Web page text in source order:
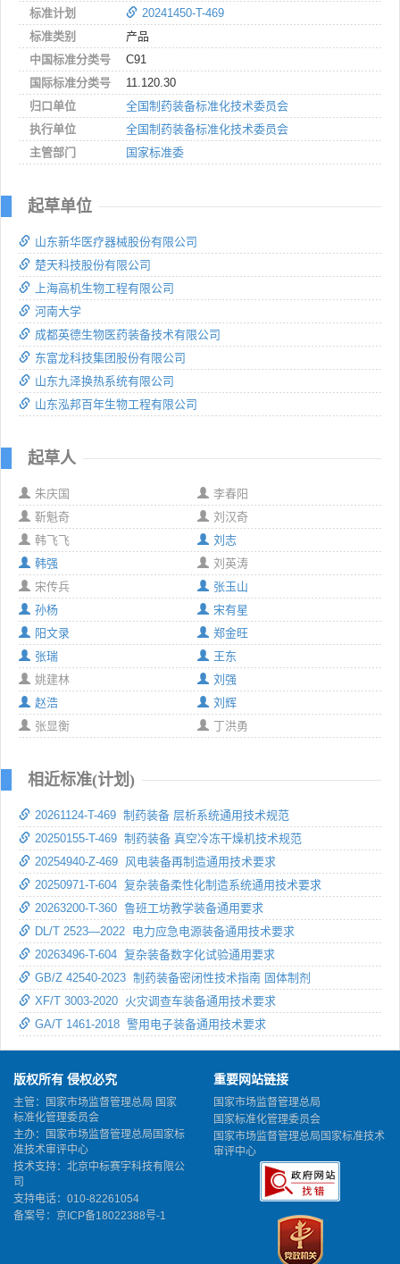
标准计划
20241450-T-469
标准类别
产品
中国标准分类号
C91
国际标准分类号
11.120.30
归口单位
全国制药装备标准化技术委员会
执行单位
全国制药装备标准化技术委员会
主管部门
国家标准委
起草单位
山东新华医疗器械股份有限公司
楚天科技股份有限公司
上海高机生物工程有限公司
河南大学
成都英德生物医药装备技术有限公司
东富龙科技集团股份有限公司
山东九泽换热系统有限公司
山东泓邦百年生物工程有限公司
起草人
朱庆国
李春阳
靳魁奇
刘汉奇
韩飞飞
刘志
韩强
刘英涛
宋传兵
张玉山
孙杨
宋有星
阳文录
郑金旺
张瑞
王东
姚建林
刘强
赵浩
刘辉
张显衡
丁洪勇
相近标准(计划)
20261124-T-469 制药装备 层析系统通用技术规范
20250155-T-469 制药装备 真空冷冻干燥机技术规范
20254940-Z-469 风电装备再制造通用技术要求
20250971-T-604 复杂装备柔性化制造系统通用技术要求
20263200-T-360 鲁班工坊教学装备通用要求
DL/T 2523—2022 电力应急电源装备通用技术要求
20263496-T-604 复杂装备数字化试验通用要求
GB/Z 42540-2023 制药装备密闭性技术指南 固体制剂
XF/T 3003-2020 火灾调查车装备通用技术要求
GA/T 1461-2018 警用电子装备通用技术要求
版权所有 侵权必究
主管：国家市场监督管理总局 国家
标准化管理委员会
主办：国家市场监督管理总局国家标
准技术审评中心
技术支持：北京中标赛宇科技有限公
司
支持电话：010-82261054
备案号： 京ICP备18022388号-1
重要网站链接
国家市场监督管理总局
国家标准化管理委员会
国家市场监督管理总局国家标准技术
审评中心